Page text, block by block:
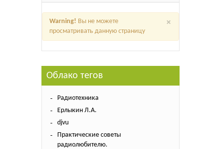
×
Warning! Вы не можете
просматривать данную страницу
Облако тегов
Радиотехника
Ерлыкин Л.А.
djvu
Практические советы
радиолюбителю.